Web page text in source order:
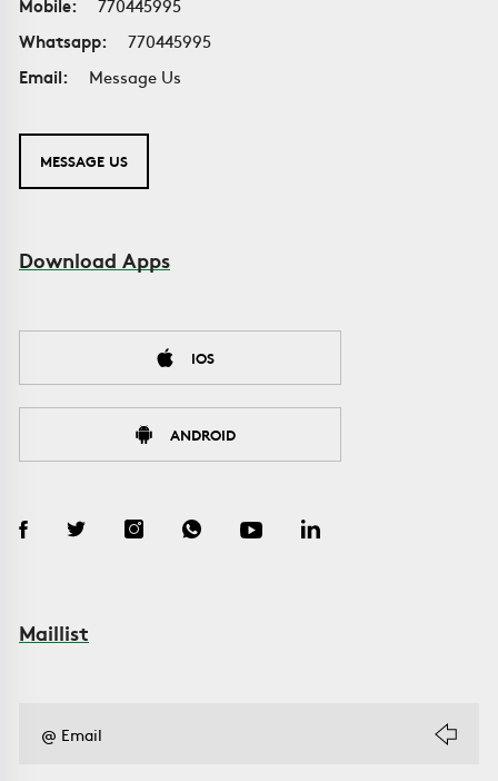
Mobile:
770445995
Whatsapp:
770445995
Email:
Message Us
MESSAGE US
Download Apps
IOS
ANDROID
Maillist